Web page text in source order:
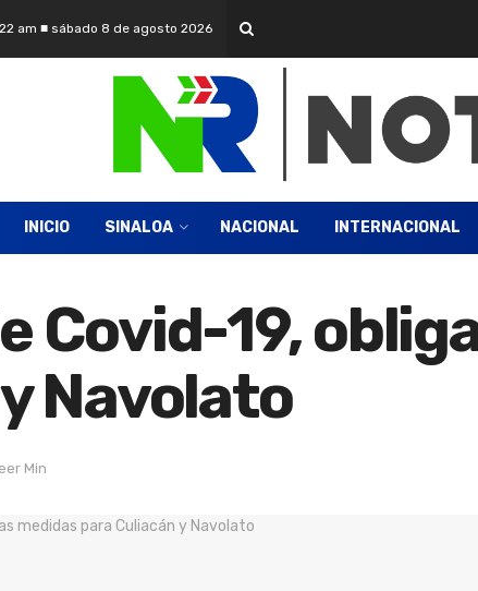
am ■ sábado 8 de agosto 2026
INICIO SINALOA NACIONAL INTERNACIONAL
Covid-19,
Navolato
Min